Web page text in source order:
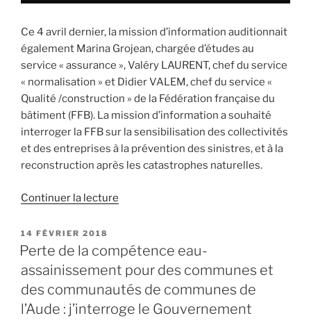
Ce 4 avril dernier, la mission d’information auditionnait
également Marina Grojean, chargée d’études au
service « assurance », Valéry LAURENT, chef du service
« normalisation » et Didier VALEM, chef du service «
Qualité /construction » de la Fédération française du
bâtiment (FFB). La mission d’information a souhaité
interroger la FFB sur la sensibilisation des collectivités
et des entreprises à la prévention des sinistres, et à la
reconstruction après les catastrophes naturelles.
Continuer la lecture
collectivités
et
les
entreprises
à
PUBLIÉ
LE
14 FÉVRIER 2018
Perte de la compétence eau-
assainissement pour des communes et
des communautés de communes de
l’Aude : j’interroge le Gouvernement